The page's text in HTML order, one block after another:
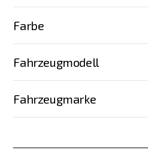
Farbe
Fahrzeugmodell
Fahrzeugmarke